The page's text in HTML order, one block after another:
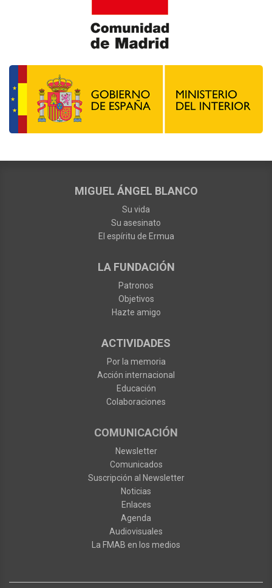
MIGUEL ÁNGEL BLANCO
Su vida
Su asesinato
El espíritu de Ermua
LA FUNDACIÓN
Patronos
Objetivos
Hazte amigo
ACTIVIDADES
Por la memoria
Acción internacional
Educación
Colaboraciones
COMUNICACIÓN
Newsletter
Comunicados
Suscripción al Newsletter
Noticias
Enlaces
Agenda
Audiovisuales
La FMAB en los medios